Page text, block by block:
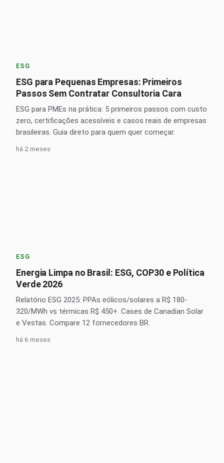
ESG
ESG para Pequenas Empresas: Primeiros
Passos Sem Contratar Consultoria Cara
ESG para PMEs na prática: 5 primeiros passos com custo
zero, certificações acessíveis e casos reais de empresas
brasileiras. Guia direto para quem quer começar.
há 2 meses
ESG
Energia Limpa no Brasil: ESG, COP30 e Política
Verde 2026
Relatório ESG 2025: PPAs eólicos/solares a R$ 180-
320/MWh vs térmicas R$ 450+. Cases de Canadian Solar
e Vestas. Compare 12 fornecedores BR.
há 6 meses